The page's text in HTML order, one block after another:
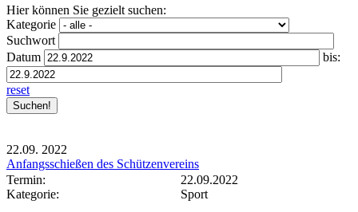
Hier können Sie gezielt suchen:
Kategorie
Suchwort
Datum
bis:
reset
22.09. 2022
Anfangsschießen des Schützenvereins
Termin:
22.09.2022
Kategorie:
Sport